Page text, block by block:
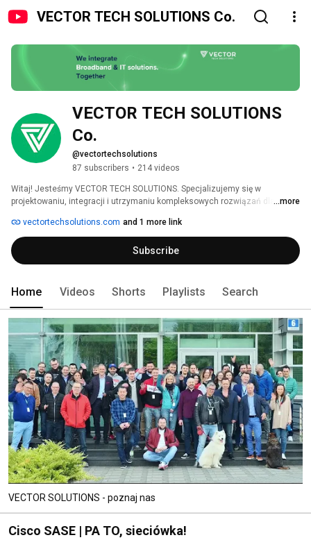
VECTOR TECH SOLUTIONS Co.
VECTOR TECH SOLUTIONS
Co.
@vectortechsolutions
87 subscribers • 214 videos
Witaj! Jesteśmy VECTOR TECH SOLUTIONS. Specjalizujemy się w
projektowaniu, integracji i utrzymaniu kompleksowych rozwiązań dla
Naszą podstawową kompetencją są technologie infrastruktury dostępowej,
transmisji danych, cybersecurity, technologie IT i sieci IP. Oferujemy także
usługi związane z consultingiem biznesowym i technologicznym w
zakresie rozwoju i optymalizacji sieci telekomunikacyjnych.
...more
vectortechsolutions.com and 1 more link
Subscribe
Home Videos Shorts Playlists Search
VECTOR SOLUTIONS - poznaj nas
Cisco SASE | PA TO, sieciówka!